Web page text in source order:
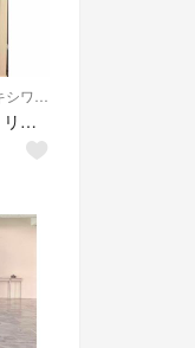
ロングワンピース/マキシワンピース
新品 タグ付きMIIA リボン パフスリーブ ロングワンピース オケージョン 黒